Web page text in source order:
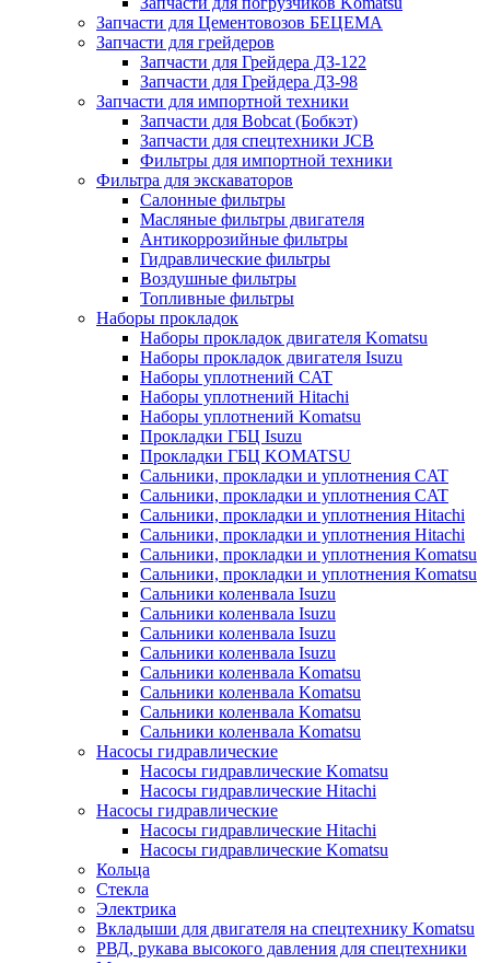
Запчасти для Цементовозов БЕЦЕМА
Запчасти для грейдеров
Запчасти для Грейдера ДЗ-122
Запчасти для Грейдера ДЗ-98
Запчасти для импортной техники
Запчасти для Bobcat (Бобкэт)
Запчасти для спецтехники JCB
Фильтры для импортной техники
Фильтра для экскаваторов
Салонные фильтры
Масляные фильтры двигателя
Антикоррозийные фильтры
Гидравлические фильтры
Воздушные фильтры
Топливные фильтры
Наборы прокладок
Наборы прокладок двигателя Komatsu
Наборы прокладок двигателя Isuzu
Наборы уплотнений CAT
Наборы уплотнений Hitachi
Наборы уплотнений Komatsu
Прокладки ГБЦ Isuzu
Прокладки ГБЦ KOMATSU
Сальники, прокладки и уплотнения CAT
Сальники, прокладки и уплотнения CAT
Сальники, прокладки и уплотнения Hitachi
Сальники, прокладки и уплотнения Hitachi
Сальники, прокладки и уплотнения Komatsu
Сальники, прокладки и уплотнения Komatsu
Сальники коленвала Isuzu
Сальники коленвала Isuzu
Сальники коленвала Isuzu
Сальники коленвала Isuzu
Сальники коленвала Komatsu
Сальники коленвала Komatsu
Сальники коленвала Komatsu
Сальники коленвала Komatsu
Насосы гидравлические
Насосы гидравлические Komatsu
Насосы гидравлические Hitachi
Насосы гидравлические
Насосы гидравлические Hitachi
Насосы гидравлические Komatsu
Кольца
Стекла
Электрика
Вкладыши для двигателя на спецтехнику Komatsu
РВД, рукава высокого давления для спецтехники